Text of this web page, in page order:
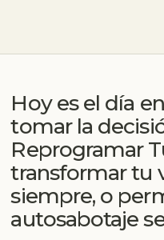
Hoy es el día
tomar la
Reprogramar
transformar tu
siempre, o
autosabotaje